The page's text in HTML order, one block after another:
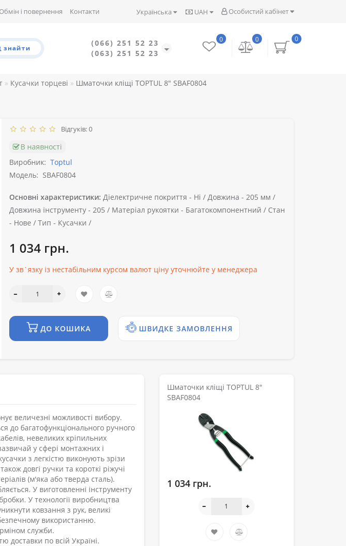
Особистий кабінет
UAH
Українська
Обмін і повернення Контакти
знайти
(066) 251 52 23
(063) 251 52 23
0
0
0
Кусачки торцеві Шматочки кліщі TOPTUL 8" SBAF0804
Відгуків: 0
В наявності
Виробник: Toptul
Модель: SBAF0804
Основні характеристики: Діелектричне покриття - Ні / Довжина - 205 мм /
Довжина інструменту - 205 / Матеріал рукоятки - Багатокомпонентний / Стан
- Нове / Тип - Кусачки /
1 034 грн.
У зв`язку із нестабільним курсом валют ціну уточнюйте у менеджера
ДО КОШИКА ШВИДКЕ ЗАМОВЛЕННЯ
величезні можливості вибору.
до багатофункціонального ручного
невеликих кріпильних
у сфері монтажних і
з легкістю виконують зрізи
довгі ручки та короткі ріжучі
(м'яка або тверда сталь).
У виготовленні інструменту
У технології виробництва
ковзання з рук, великі
використанню.
служби.
доставки по всій Україні.
Шматочки кліщі TOPTUL 8"
SBAF0804
1 034 грн.